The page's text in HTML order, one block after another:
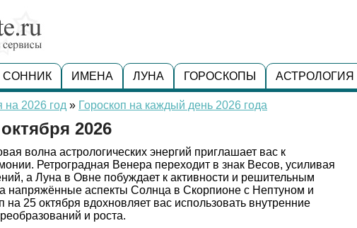
СОННИК ИМЕНА ЛУНА ГОРОСКОПЫ АСТРОЛОГИЯ
на 2026 год » Гороскоп на каждый день 2026 года
2026
волна астрологических энергий приглашает вас к
Ретроградная Венера переходит в знак Весов, усиливая
а Луна в Овне побуждает к активности и решительным
напряжённые аспекты Солнца в Скорпионе с Нептуном и
на 25 октября вдохновляет вас использовать внутренние
и роста.